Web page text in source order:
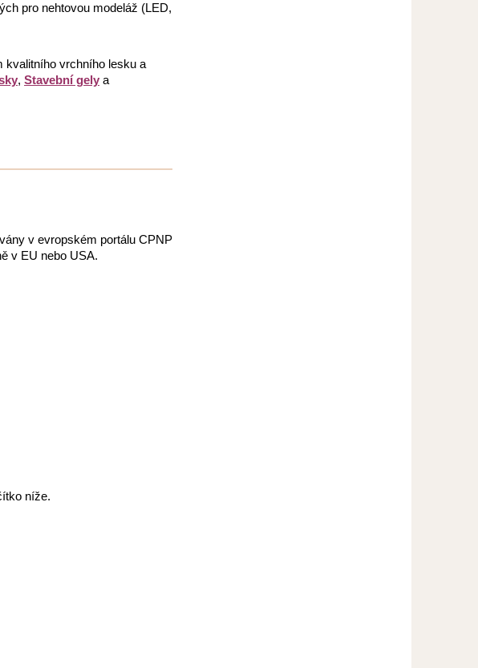
pro nehtovou modeláž (LED,
kvalitního vrchního lesku a
, Stavební gely a
v evropském portálu CPNP
v EU nebo USA.
níže.